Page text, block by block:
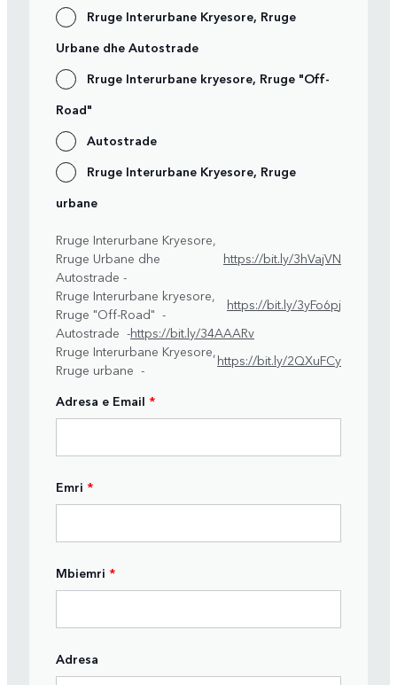
Rruge Interurbane Kryesore, Rruge
Urbane dhe Autostrade
Rruge Interurbane kryesore, Rruge "Off-
Road"
Autostrade
Rruge Interurbane Kryesore, Rruge
urbane
Rruge Interurbane Kryesore,
Rruge Urbane dhe
Autostrade -
https://bit.ly/3hVajVN
Rruge Interurbane kryesore,
Rruge "Off-Road" -
https://bit.ly/3yFo6pj
Autostrade -https://bit.ly/34AAARv
Rruge Interurbane Kryesore,
Rruge urbane -
https://bit.ly/2QXuFCy
Adresa e Email *
Emri *
Mbiemri *
Adresa